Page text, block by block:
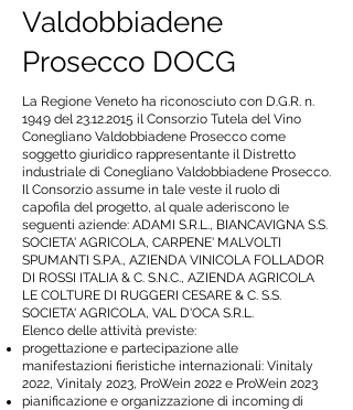
Valdobbiadene
Prosecco DOCG
La Regione Veneto ha riconosciuto con D.G.R. n.
1949 del23.12.2015 il Consorzio Tutela del Vino
Conegliano Valdobbiadene Prosecco come
soggetto giuridico rappresentante il Distretto
industriale di Conegliano Valdobbiadene Prosecco.
Il Consorzio assume in tale veste il ruolo di
capofila del progetto, al quale aderiscono le
seguenti aziende: ADAMI S.R.L., BIANCAVIGNA S.S.
SOCIETA' AGRICOLA, CARPENE' MALVOLTI
SPUMANTI S.P.A., AZIENDA VINICOLA FOLLADOR
DI ROSSI ITALIA & C. S.N.C., AZIENDA AGRICOLA
LE COLTURE DI RUGGERI CESARE & C. S.S.
SOCIETA' AGRICOLA, VAL D'OCA S.R.L.
Elenco delle attività previste:
progettazione e partecipazione alle
manifestazioni fieristiche internazionali: Vinitaly
2022, Vinitaly 2023, ProWein 2022 e ProWein 2023
pianificazione e organizzazione di incoming di